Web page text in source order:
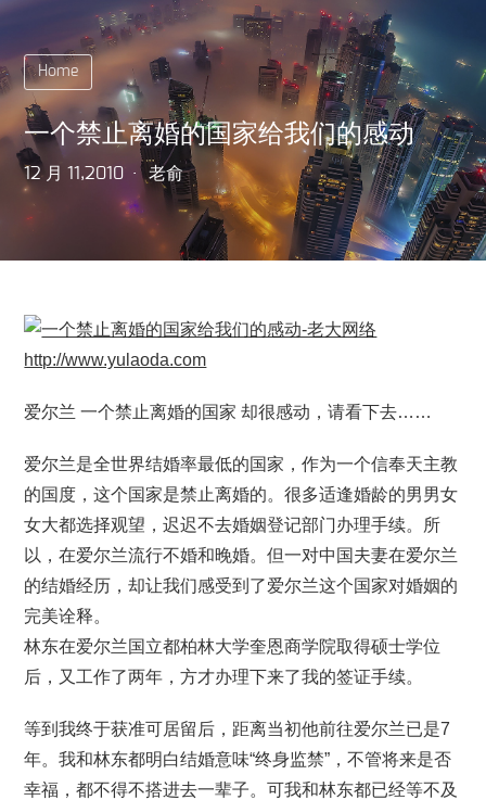
Home
一个禁止离婚的国家给我们的感动
12 月 11,2010 老俞
爱尔兰 一个禁止离婚的国家 却很感动，请看下去……
爱尔兰是全世界结婚率最低的国家，作为一个信奉天主教
的国度，这个国家是禁止离婚的。很多适逢婚龄的男男女
女大都选择观望，迟迟不去婚姻登记部门办理手续。所
以，在爱尔兰流行不婚和晚婚。但一对中国夫妻在爱尔兰
的结婚经历，却让我们感受到了爱尔兰这个国家对婚姻的
完美诠释。
林东在爱尔兰国立都柏林大学奎恩商学院取得硕士学位
后，又工作了两年，方才办理下来了我的签证手续。
等到我终于获准可居留后，距离当初他前往爱尔兰已是7
年。我和林东都明白结婚意味“终身监禁”，不管将来是否
幸福，都不得不搭进去一辈子。可我和林东都已经等不及